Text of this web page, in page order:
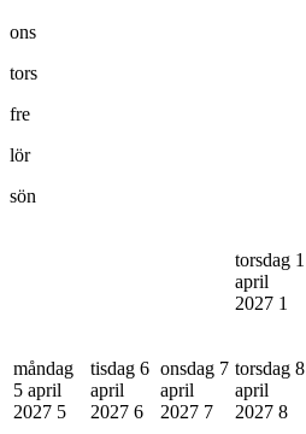
ons
tors
fre
lör
sön
torsdag 1
april
2027 1
måndag
5 april
2027 5
tisdag 6
april
2027 6
onsdag 7
april
2027 7
torsdag 8
april
2027 8